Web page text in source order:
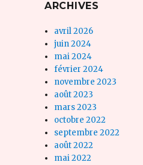
ARCHIVES
avril 2026
juin 2024
mai 2024
février 2024
novembre 2023
août 2023
mars 2023
octobre 2022
septembre 2022
août 2022
mai 2022